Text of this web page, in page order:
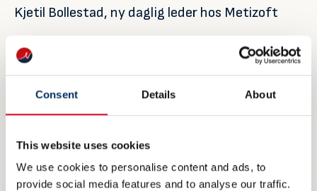
Consent Details About
This website uses cookies
We use cookies to personalise content and ads, to
provide social media features and to analyse our traffic.
Kjetil Bollestad, ny daglig leder hos Metizoft
Tlf: 48167809
Gry Cecilie Sydhagen, gründer og CEO hos
Metizoft
Tlf: 48 22 66 97